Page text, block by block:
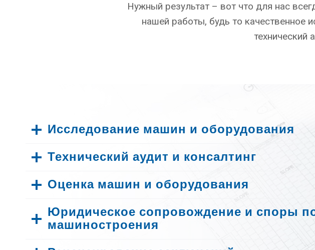
Нужный результат – вот что для нас
нашей работы, будь то качественное
технический
Исследование машин и оборудования
Технический аудит и консалтинг
Оценка машин и оборудования
Юридическое сопровождение и споры
машиностроения